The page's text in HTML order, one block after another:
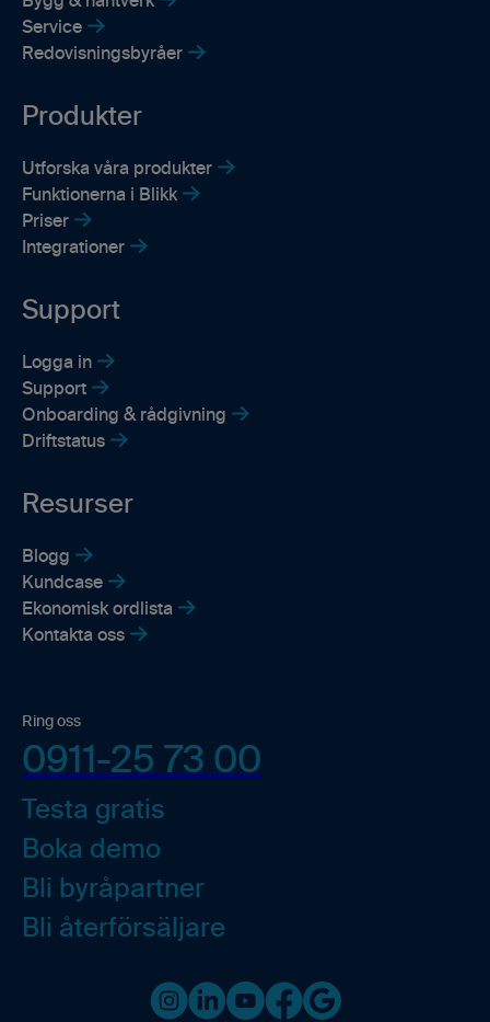
Service
Redovisningsbyråer
Produkter
Utforska våra produkter
Funktionerna i Blikk
Priser
Integrationer
Support
Logga in
Support
Onboarding & rådgivning
Driftstatus
Resurser
Blogg
Kundcase
Ekonomisk ordlista
Kontakta oss
Ring oss
0911-25 73 00
Testa gratis
Boka demo
Bli byråpartner
Bli återförsäljare
Instagram
LinkedInYoutubeFacebookGoogle business